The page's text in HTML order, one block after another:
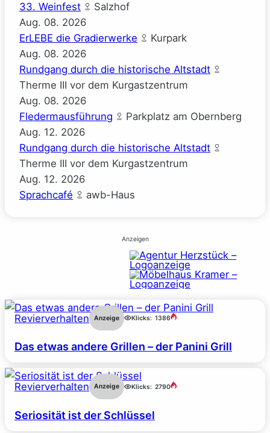
33. Weinfest
Salzhof
Aug. 08. 2026
ErLEBE die Gradierwerke
Kurpark
Aug. 08. 2026
Rundgang durch die historische Altstadt
Therme III vor dem Kurgastzentrum
Aug. 08. 2026
Fledermausführung
Parkplatz am Obernberg
Aug. 12. 2026
Rundgang durch die historische Altstadt
Therme III vor dem Kurgastzentrum
Aug. 12. 2026
Sprachcafé
awb-Haus
Anzeigen
Revierverhalten Anzeige Klicks: 1386
Das etwas andere Grillen – der Panini Grill
Revierverhalten Anzeige Klicks: 2790
Seriosität ist der Schlüssel